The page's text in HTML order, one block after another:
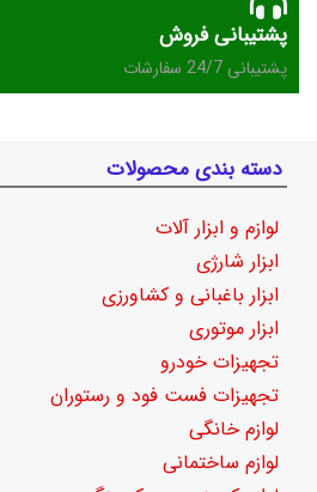
پشتیبانی فروش
پشتیبانی 24/7 سفارشات
دسته بندی محصولات
لوازم و ابزار آلات
ابزار شارژی
ابزار باغبانی و کشاورزی
ابزار موتوری
تجهیزات خودرو
تجهیزات فست فود و رستوران
لوازم خانگی
لوازم ساختمانی